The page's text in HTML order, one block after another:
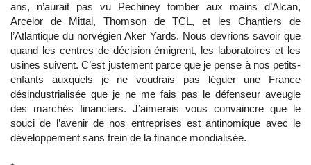
ans, n’aurait pas vu Pechiney tomber aux mains d’Alcan,
Arcelor de Mittal, Thomson de TCL, et les Chantiers de
l’Atlantique du norvégien Aker Yards. Nous devrions savoir que
quand les centres de décision émigrent, les laboratoires et les
usines suivent. C’est justement parce que je pense à nos petits-
enfants auxquels je ne voudrais pas léguer une France
désindustrialisée que je ne me fais pas le défenseur aveugle
des marchés financiers. J’aimerais vous convaincre que le
souci de l’avenir de nos entreprises est antinomique avec le
développement sans frein de la finance mondialisée.